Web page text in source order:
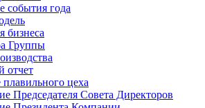
события года
бизнеса
Группы
отчет
цеха
Председателя Совета Директоров